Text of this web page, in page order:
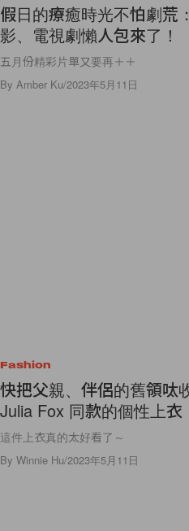
假日的療癒時光不怕劇荒
影、電視劇懶人包來了！
五月份精彩片單又要再＋＋
By Amber Ku/2023年5月11日
Fashion
快把父親、伴侶的舊領呔
Julia Fox 同款的個性上衣
這件上衣真的太好看了～
By Winnie Hu/2023年5月11日